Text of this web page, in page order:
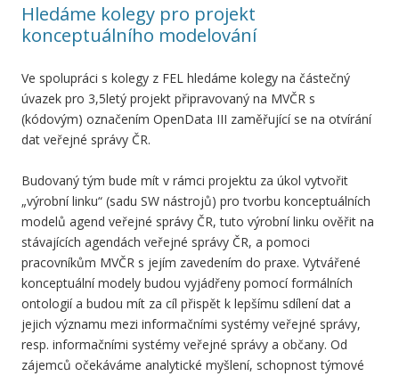
Hledáme kolegy pro projekt
konceptuálního modelování
Ve spolupráci s kolegy z FEL hledáme kolegy na částečný
úvazek pro 3,5letý projekt připravovaný na MVČR s
(kódovým) označením OpenData III zaměřující se na otvírání
dat veřejné správy ČR.
Budovaný tým bude mít v rámci projektu za úkol vytvořit
„výrobní linku“ (sadu SW nástrojů) pro tvorbu konceptuálních
modelů agend veřejné správy ČR, tuto výrobní linku ověřit na
stávajících agendách veřejné správy ČR, a pomoci
pracovníkům MVČR s jejím zavedením do praxe. Vytvářené
konceptuální modely budou vyjádřeny pomocí formálních
ontologií a budou mít za cíl přispět k lepšímu sdílení dat a
jejich významu mezi informačními systémy veřejné správy,
resp. informačními systémy veřejné správy a občany. Od
zájemců očekáváme analytické myšlení, schopnost týmové